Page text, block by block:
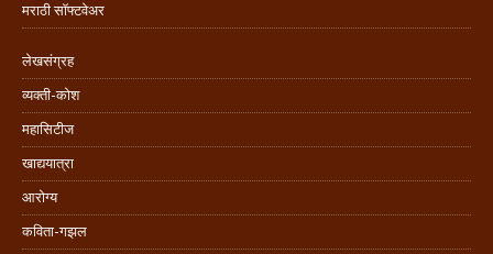
मराठी सॉफ्टवेअर
लेखसंग्रह
व्यक्ती-कोश
महासिटीज
खाद्ययात्रा
आरोग्य
कविता-गझल